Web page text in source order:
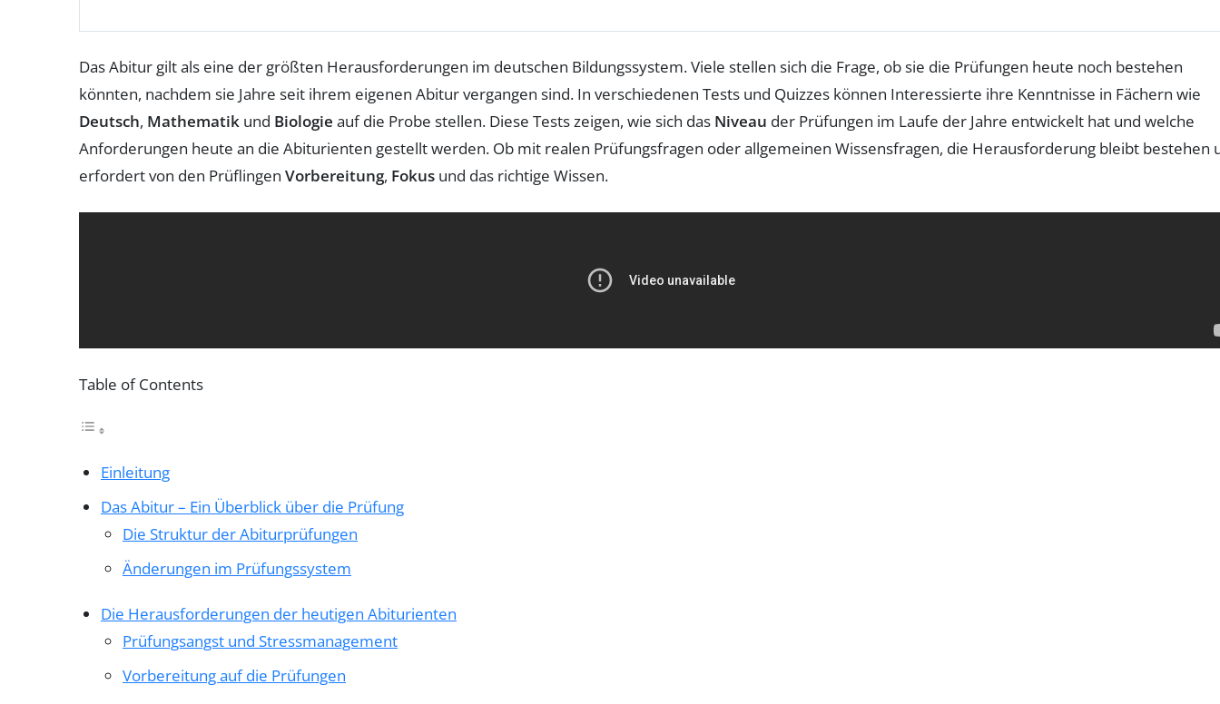
Das Abitur gilt als eine der größten Herausforderungen im deutschen Bildungssystem. Viele stellen sich die Frage, ob sie die Prüfungen heute noch bestehen
könnten, nachdem sie Jahre seit ihrem eigenen Abitur vergangen sind. In verschiedenen Tests und Quizzes können Interessierte ihre Kenntnisse in Fächern wie
Deutsch, Mathematik und Biologie auf die Probe stellen. Diese Tests zeigen, wie sich das Niveau der Prüfungen im Laufe der Jahre entwickelt hat und welche
Anforderungen heute an die Abiturienten gestellt werden. Ob mit realen Prüfungsfragen oder allgemeinen Wissensfragen, die Herausforderung bleibt bestehen
erfordert von den Prüflingen Vorbereitung, Fokus und das richtige Wissen.
Table of Contents
Einleitung
Das Abitur – Ein Überblick über die Prüfung
Die Struktur der Abiturprüfungen
Änderungen im Prüfungssystem
Die Herausforderungen der heutigen Abiturienten
Prüfungsangst und Stressmanagement
Vorbereitung auf die Prüfungen